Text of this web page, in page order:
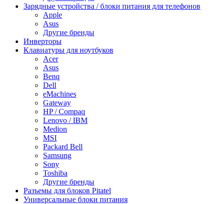
Зарядные устройства / блоки питания для телефонов
Apple
Asus
Другие бренды
Инверторы
Клавиатуры для ноутбуков
Acer
Asus
Benq
Dell
eMachines
Gateway
HP / Compaq
Lenovo / IBM
Medion
MSI
Packard Bell
Samsung
Sony
Toshiba
Другие бренды
Разъемы для блоков Pitatel
Универсальные блоки питания